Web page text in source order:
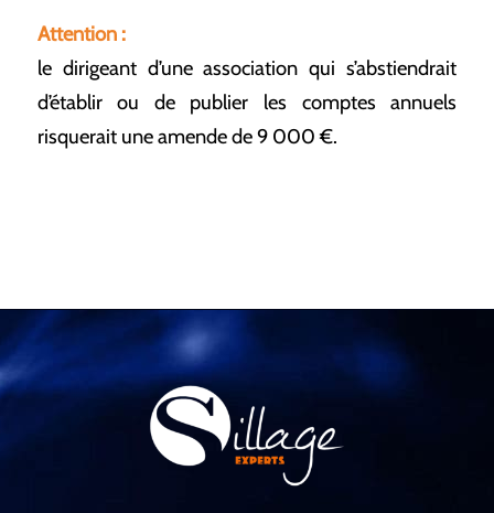
Attention :
le dirigeant d’une association qui s’abstiendrait
d’établir ou de publier les comptes annuels
risquerait une amende de 9 000 €.